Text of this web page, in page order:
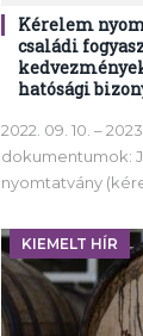
Kérelem
családi
hatósági
2022. 09. 10. –
dokumentumok:
nyomtatvány
KIEMELT HÍR